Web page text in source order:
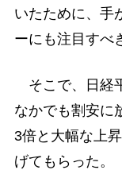
いたために、手
ーにも注目すべ
そこで、日経
なかでも割安に
3倍と大幅な上
げてもらった。